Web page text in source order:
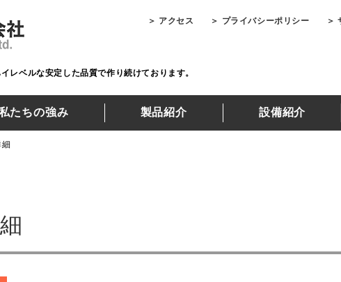
＞ アクセス ＞ プライバシーポリシー ＞
レベルな安定した品質で作り続けております。
たちの強み 製品紹介 設備紹介